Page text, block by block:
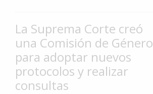
Cartelera
Fotos
de
Familia
Clasificados
La Suprema Corte creó
una Comisión de Género
para adoptar nuevos
protocolos y realizar
consultas